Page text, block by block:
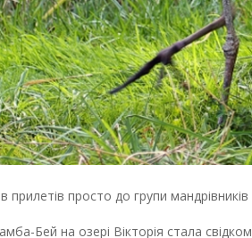
прилетів просто до групи мандрівників
Бей на озері Вікторія стала свідком